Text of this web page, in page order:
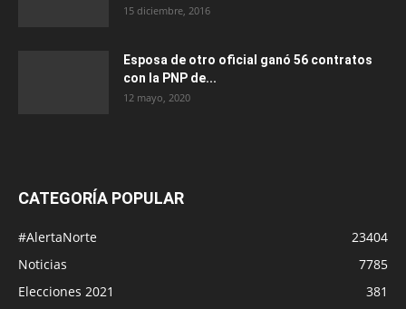
15 diciembre, 2016
Esposa de otro oficial ganó 56 contratos
con la PNP de...
12 mayo, 2020
CATEGORÍA POPULAR
#AlertaNorte
23404
Noticias
7785
Elecciones 2021
381